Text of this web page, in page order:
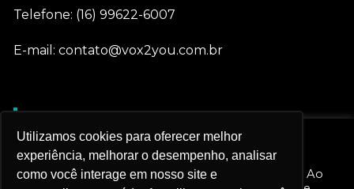
Utilizamos cookies para oferecer melhor
experiência, melhorar o desempenho, analisar
como você interage em nosso site e
Telefone: (16) 99622-6007
E-mail: contato@vox2you.com.br
Gostar
Nós utilizamos cookies e outras tecnologias
semelhantes para melhorar sua experiência em
nossos serviços e personalizar nossa publicidade. Ao